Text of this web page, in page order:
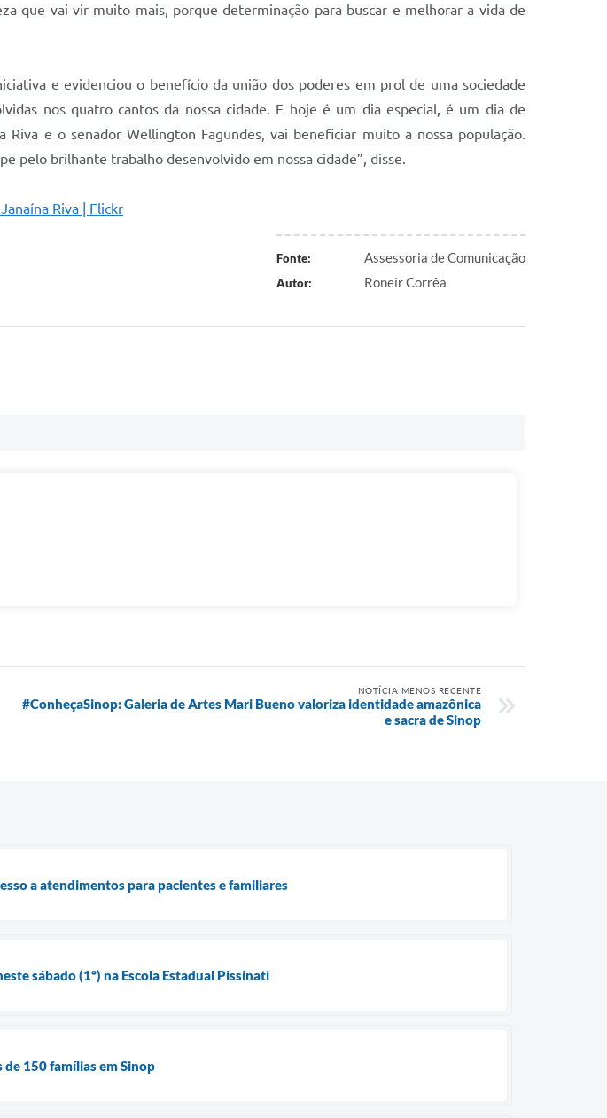
que vai vir muito mais, porque determinação para buscar e melhorar a vida de
e evidenciou o benefício da união dos poderes em prol de uma sociedade
nos quatro cantos da nossa cidade. E hoje é um dia especial, é um dia de
e o senador Wellington Fagundes, vai beneficiar muito a nossa população.
pelo brilhante trabalho desenvolvido em nossa cidade”, disse.
Riva | Flickr
Fonte: Assessoria de Comunicação
Autor: Roneir Corrêa
NOTÍCIA MENOS RECENTE
#ConheçaSinop: Galeria de Artes Mari Bueno valoriza identidade amazônica
e sacra de Sinop
a atendimentos para pacientes e familiares
sábado (1º) na Escola Estadual Pissinati
de 150 famílias em Sinop